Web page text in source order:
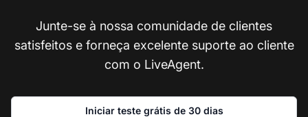
Junte-se à nossa comunidade de clientes
satisfeitos e forneça excelente suporte ao cliente
com o LiveAgent.
Iniciar teste grátis de 30 dias